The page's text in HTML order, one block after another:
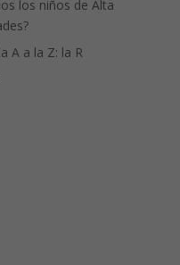
los niños de Alta
A a la Z: la R